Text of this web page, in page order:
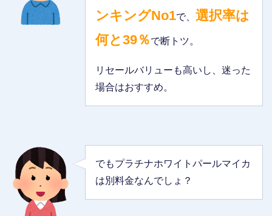
ンキングNo1で、選択率は
何と39％で断トツ。
リセールバリューも高いし、迷った
場合はおすすめ。
でもプラチナホワイトパールマイカ
は別料金なんでしょ？